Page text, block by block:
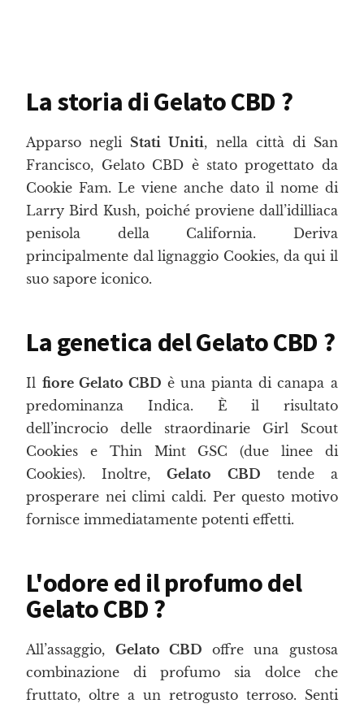
La storia di Gelato CBD ?
Apparso negliStati Uniti, nella città di San
Francisco, Gelato CBD è stato progettato da
Cookie Fam. Le viene anche dato il nome di
Larry Bird Kush, poiché proviene dall’idilliaca
penisola della California. Deriva
principalmente dal lignaggio Cookies, da qui il
suo sapore iconico.
La genetica del Gelato CBD ?
Il fiore Gelato CBD è una pianta di canapa a
predominanza Indica. È il risultato
dell’incrocio delle straordinarie Girl Scout
Cookies e Thin Mint GSC (due linee di
Cookies). Inoltre,Gelato CBD tende a
prosperare nei climi caldi. Per questo motivo
fornisce immediatamente potenti effetti.
L'odore ed il profumo del
Gelato CBD ?
All’assaggio, Gelato CBD offre una gustosa
combinazione di profumo sia dolce che
fruttato, oltre a un retrogusto terroso. Senti